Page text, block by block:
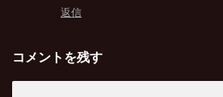
返信
コメントを残す